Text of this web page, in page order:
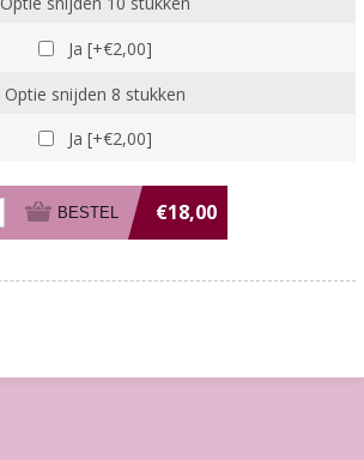
Ja [+€2,00]
Optie snijden 8 stukken
Ja [+€2,00]
€18,00